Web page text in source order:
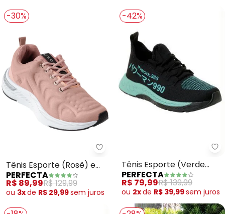
-30%
Perfecta - Tênis Esporte
Tênis Esporte (Rosê) em
Tecido
PERFECTA
R$ 89,99R$ 129,99
ou 3xde R$ 29,99sem juros
-42%
Tênis Esporte (Verde
Água) com Detalhes
Estampados
PERFECTA
R$ 79,99R$ 139,99
ou 2xde R$ 39,99sem juros